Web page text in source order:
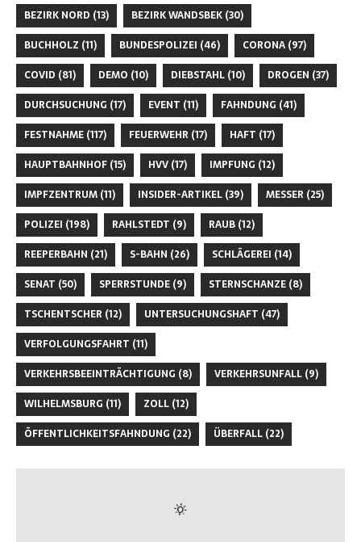
BEZIRK NORD (13) BEZIRK WANDSBEK (30)
BUCHHOLZ (11) BUNDESPOLIZEI (46) CORONA (97)
COVID (81) DEMO (10) DIEBSTAHL (10) DROGEN (37)
DURCHSUCHUNG (17) EVENT (11) FAHNDUNG (41)
FESTNAHME (117) FEUERWEHR (17) HAFT (17)
HAUPTBAHNHOF (15) HVV (17) IMPFUNG (12)
IMPFZENTRUM (11) INSIDER-ARTIKEL (39) MESSER (25)
POLIZEI (198) RAHLSTEDT (9) RAUB (12)
REEPERBAHN (21) S-BAHN (26) SCHLÄGEREI (14)
SENAT (50) SPERRSTUNDE (9) STERNSCHANZE (8)
TSCHENTSCHER (12) UNTERSUCHUNGSHAFT (47)
VERFOLGUNGSFAHRT (11)
VERKEHRSBEEINTRÄCHTIGUNG (8) VERKEHRSUNFALL (9)
WILHELMSBURG (11) ZOLL (12)
ÖFFENTLICHKEITSFAHNDUNG (22) ÜBERFALL (22)